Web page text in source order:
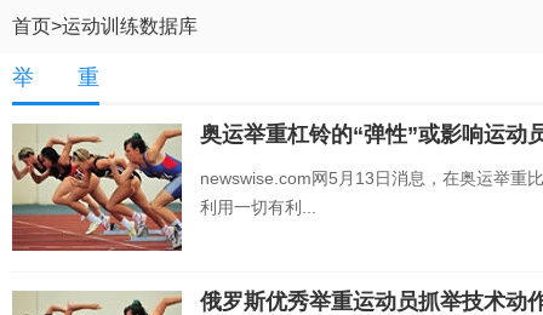
首页>运动训练数据库
举 重
奥运举重杠铃的“弹性”或影响运动
newswise.com网5月13日消息，在奥运举重
利用一切有利...
俄罗斯优秀举重运动员抓举技术动